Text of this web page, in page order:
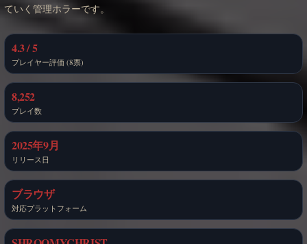
ていく管理ホラーです。
4.3 / 5
プレイヤー評価 (8票)
8,252
プレイ数
2025年9月
リリース日
ブラウザ
対応プラットフォーム